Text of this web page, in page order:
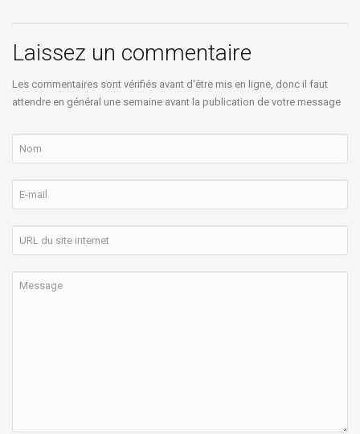
Laissez un commentaire
Les commentaires sont vérifiés avant d'être mis en ligne, donc il faut
attendre en général une semaine avant la publication de votre message